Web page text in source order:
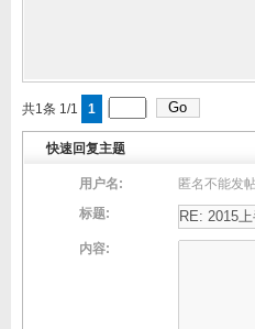
共1条 1/1 1
快速回复主题
用户名: 匿名不能发
标题:
内容: